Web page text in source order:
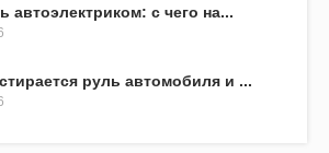
автоэлектриком: с чего на...
руль автомобиля и ...